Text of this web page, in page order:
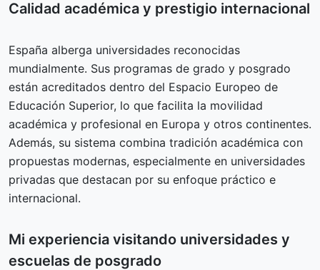
Calidad académica y prestigio internacional
España alberga universidades reconocidas
mundialmente. Sus programas de grado y posgrado
están acreditados dentro del Espacio Europeo de
Educación Superior, lo que facilita la movilidad
académica y profesional en Europa y otros continentes.
Además, su sistema combina tradición académica con
propuestas modernas, especialmente en universidades
privadas que destacan por su enfoque práctico e
internacional.
Mi experiencia visitando universidades y
escuelas de posgrado